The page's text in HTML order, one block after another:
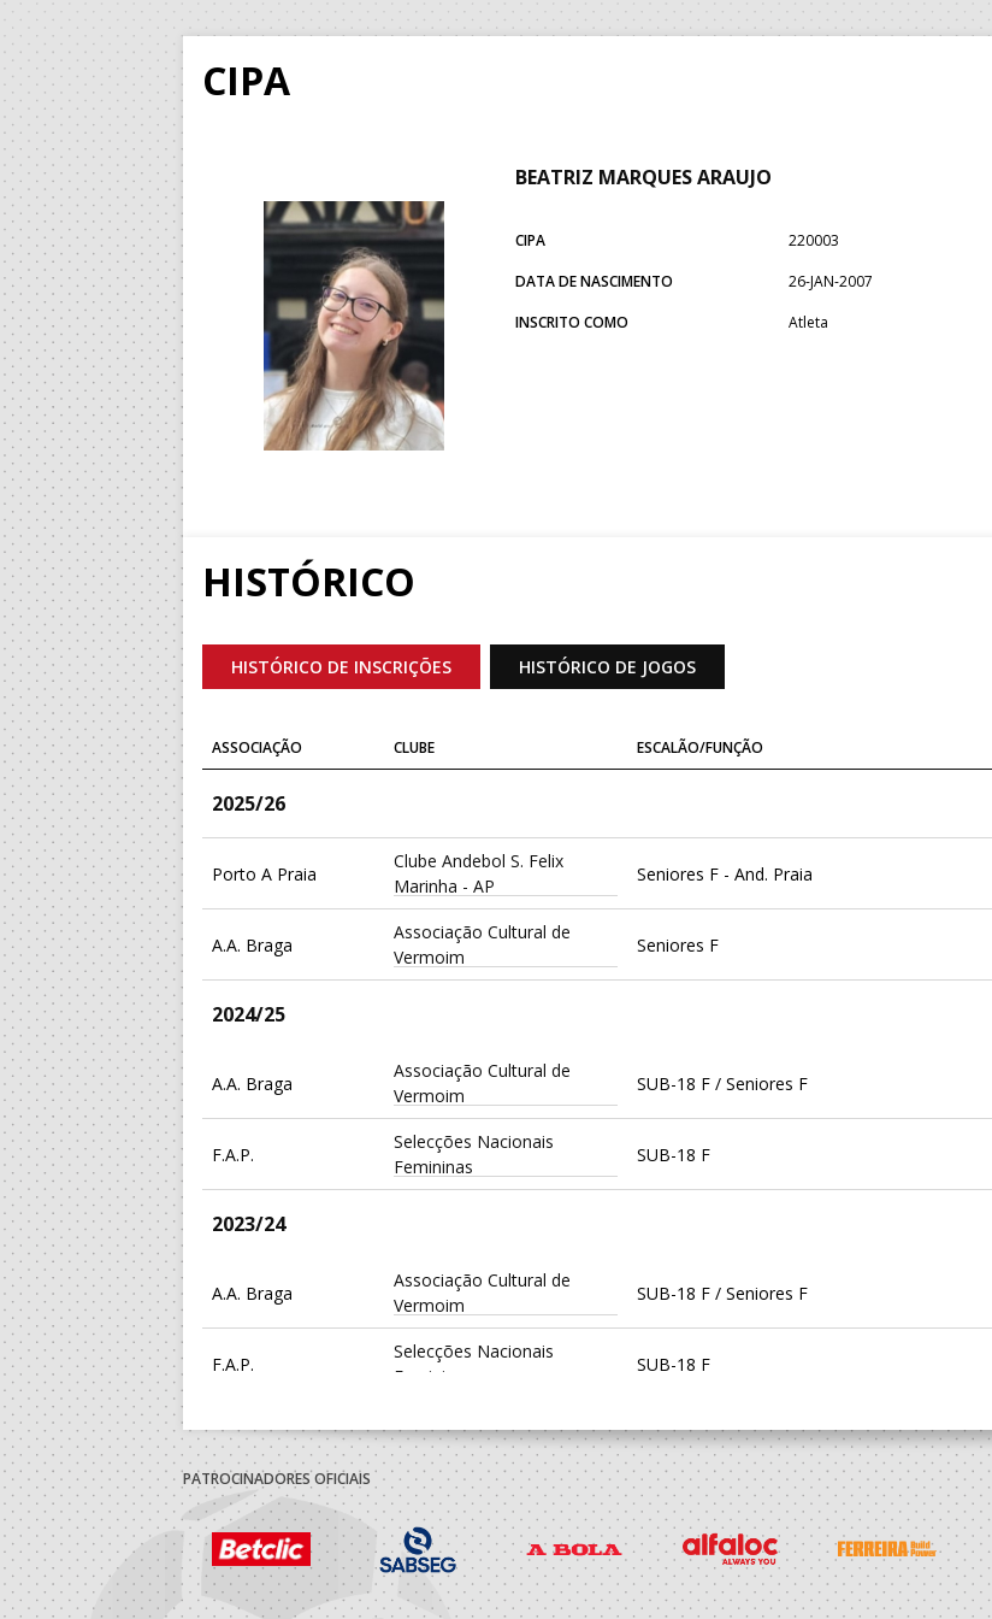
CIPA
BEATRIZ MARQUES ARAUJO
CIPA
220003
DATA DE NASCIMENTO
26-JAN-2007
INSCRITO COMO
Atleta
HISTÓRICO
HISTÓRICO DE INSCRIÇÕES HISTÓRICO DE JOGOS
ASSOCIAÇÃO CLUBE ESCALÃO/FUNÇÃO
2025/26
Porto A Praia
Clube Andebol S. Felix
Marinha - AP
Seniores F - And. Praia
A.A. Braga
Associação Cultural de
Vermoim
Seniores F
2024/25
A.A. Braga
Associação Cultural de
Vermoim
SUB-18 F / Seniores F
F.A.P.
Selecções Nacionais
Femininas
SUB-18 F
2023/24
A.A. Braga
Associação Cultural de
Vermoim
SUB-18 F / Seniores F
F.A.P.
Selecções Nacionais
Femininas
SUB-18 F
Porto A Praia
Handball - AP
SUB 18 F - And Praia / Seniores F - And. Praia
2022/23
A.A. Braga
Associação Cultural de
Vermoim
SUB-16 F / SUB-18 F
PATROCINADORES OFICIAIS